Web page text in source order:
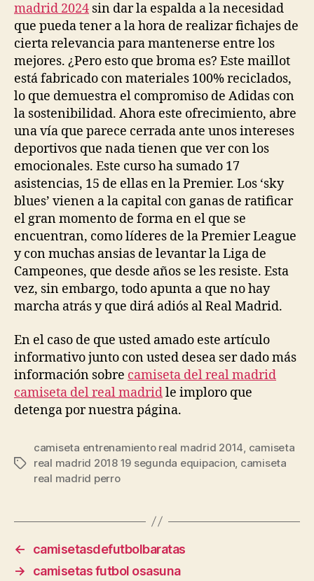
madrid 2024 sin dar la espalda a la necesidad
que pueda tener a la hora de realizar fichajes de
cierta relevancia para mantenerse entre los
mejores. ¿Pero esto que broma es? Este maillot
está fabricado con materiales 100% reciclados,
lo que demuestra el compromiso de Adidas con
la sostenibilidad. Ahora este ofrecimiento, abre
una vía que parece cerrada ante unos intereses
deportivos que nada tienen que ver con los
emocionales. Este curso ha sumado 17
asistencias, 15 de ellas en la Premier. Los ‘sky
blues’ vienen a la capital con ganas de ratificar
el gran momento de forma en el que se
encuentran, como líderes de la Premier League
y con muchas ansias de levantar la Liga de
Campeones, que desde años se les resiste. Esta
vez, sin embargo, todo apunta a que no hay
marcha atrás y que dirá adiós al Real Madrid.
En el caso de que usted amado este artículo
informativo junto con usted desea ser dado más
información sobre camiseta del real madrid
camiseta del real madridle imploro que
detenga por nuestra página.
Etiquetas
camiseta entrenamiento real madrid 2014 camiseta
real madrid 2018 19 segunda equipacion camiseta
real madrid perro
←
camisetasdefutbolbaratas
→
camisetas futbol osasuna